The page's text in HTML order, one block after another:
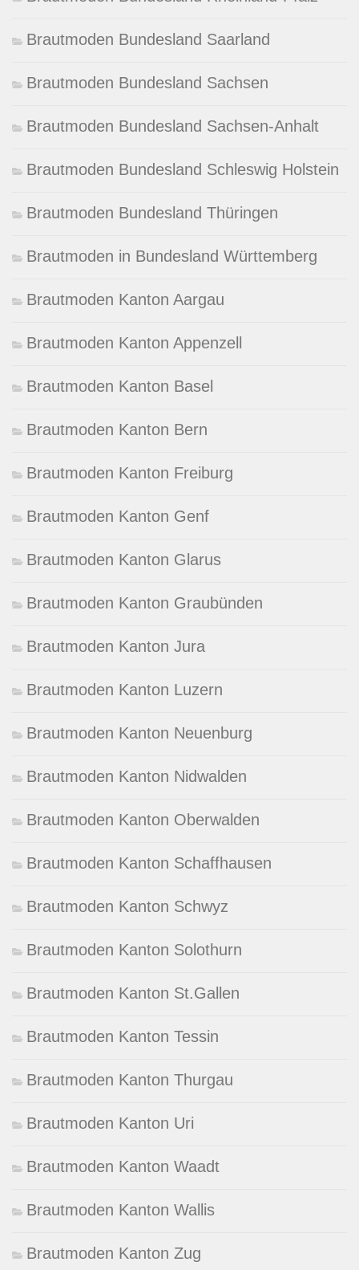
Brautmoden Bundesland Saarland
Brautmoden Bundesland Sachsen
Brautmoden Bundesland Sachsen-Anhalt
Brautmoden Bundesland Schleswig Holstein
Brautmoden Bundesland Thüringen
Brautmoden in Bundesland Württemberg
Brautmoden Kanton Aargau
Brautmoden Kanton Appenzell
Brautmoden Kanton Basel
Brautmoden Kanton Bern
Brautmoden Kanton Freiburg
Brautmoden Kanton Genf
Brautmoden Kanton Glarus
Brautmoden Kanton Graubünden
Brautmoden Kanton Jura
Brautmoden Kanton Luzern
Brautmoden Kanton Neuenburg
Brautmoden Kanton Nidwalden
Brautmoden Kanton Oberwalden
Brautmoden Kanton Schaffhausen
Brautmoden Kanton Schwyz
Brautmoden Kanton Solothurn
Brautmoden Kanton St.Gallen
Brautmoden Kanton Tessin
Brautmoden Kanton Thurgau
Brautmoden Kanton Uri
Brautmoden Kanton Waadt
Brautmoden Kanton Wallis
Brautmoden Kanton Zug